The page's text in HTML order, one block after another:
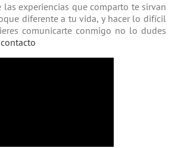
las experiencias que comparto te sirvan
diferente a tu vida, y hacer lo difícil
comunicarte conmigo no lo dudes